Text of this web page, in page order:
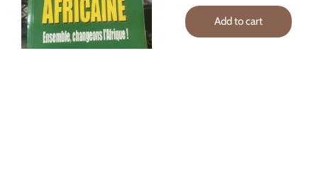
Add to cart